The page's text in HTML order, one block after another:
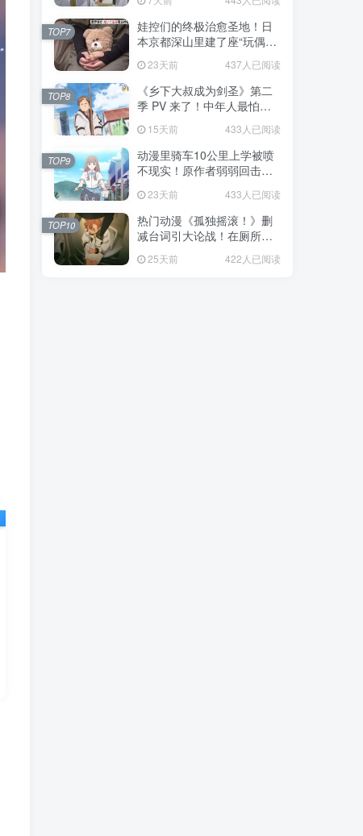
娃控们的终极治愈圣地！日
本京都深山里建了座“玩偶神
社”，不仅能拍照还能给娃祈
福！23天前 437人已阅读
TOP7
《乡下大叔成为剑圣》第二
季 PV 来了！中年人最怕的
不是变老，而是没人愿意再
相信你！
15天前 433人已阅读
TOP8
动漫里骑车10公里上学被喷
不现实！原作者弱弱回击：
常通勤！
23天前 433人已阅读
TOP9
热门动漫《孤独摇滚！》删
减台词引大论战！在厕所吃
现充！
25天前 422人已阅读
TOP10